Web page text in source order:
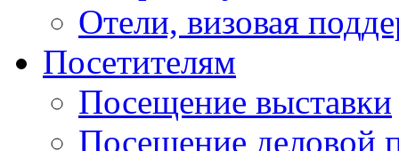
Отели, визовая
Посетителям
Посещение выставки
Посещение деловой